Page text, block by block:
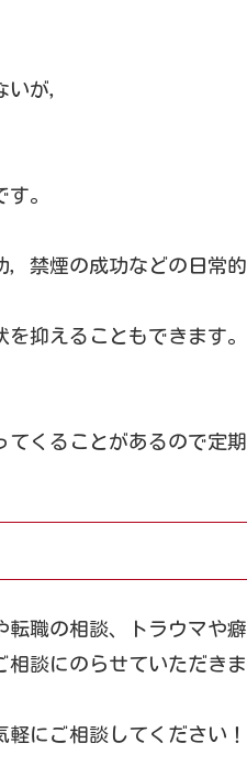
が，
。
，禁煙の成功などの日常的
抑えることもできます。
くることがあるので定期
転職の相談、トラウマや癖
談にのらせていただきま
にご相談してください！